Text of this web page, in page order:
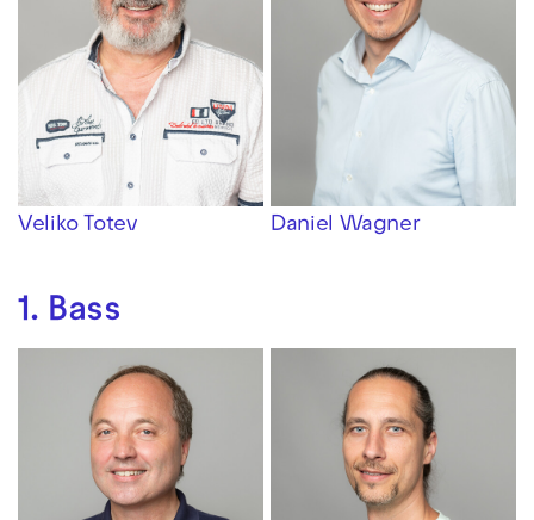
Veliko Totev Daniel Wagner
1. Bass